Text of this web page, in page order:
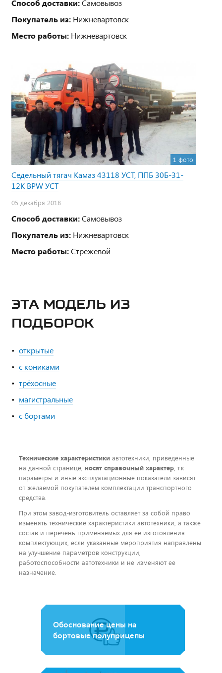
Способ доставки:Самовывоз
Покупатель из: Нижневартовск
Место работы: Нижневартовск
1 фото
Седельный тягач Камаз 43118 УСТ, ППБ 30Б-31-
12К BPW УСТ
05 декабря 2018
Способ доставки:Самовывоз
Покупатель из: Нижневартовск
Место работы:Стрежевой
ЭТА МОДЕЛЬ ИЗ
ПОДБОРОК
открытые
с кониками
трёхосные
магистральные
с бортами
Технические характеристики автотехники, приведенные
на данной странице, носят справочный характер, т.к.
параметры и иные эксплуатационные показатели зависят
от желаемой покупателем комплектации транспортного
средства.
При этом завод-изготовитель оставляет за собой право
изменять технические характеристики автотехники, а также
состав и перечень применяемых для ее изготовления
комплектующих, если указанные мероприятия направлены
на улучшение параметров конструкции,
работоспособности автотехники и не изменяют ее
назначение.
Обоснование цены на
бортовые полуприцепы